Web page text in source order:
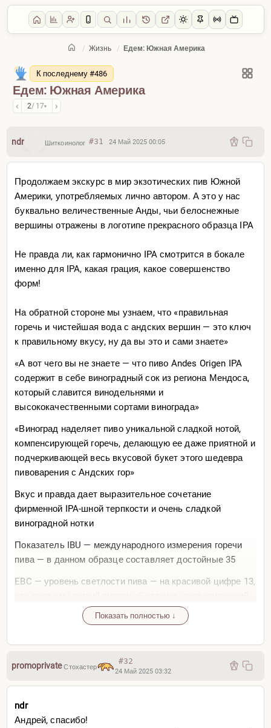
/ Жизнь / Едем: Южная Америка
Главная / Жизнь
Едем: Южная Америка
‹ 2/ 17▾ ›
К последнему #486
ndr Шиткоинолог #31 24 Май 2025 00:05
Продолжаем экскурс в мир экзотических пив Южной
Америки, употребляемых лично автором. А это у нас
буквально величественные Анды, чьи белоснежные
вершины отражены в логотипе прекрасного образца IPA
Не правда ли, как гармонично IPA смотрится в бокале
именно для IPA, какая грация, какое совершенство
форм!
На обратной стороне мы узнаем, что «правильная
горечь и чистейшая вода с андских вершин — это ключ
к правильному вкусу, ну да вы это и сами знаете»
«А вот чего вы не знаете — что пиво Andes Origen IPA
содержит в себе виноградный сок из региона Мендоса,
который славится винодельнями и
высококачественными сортами винограда»
«Виноград наделяет пиво уникальной сладкой нотой,
компенсирующей горечь, делающую ее даже приятной и
подчеркивающей весь вкусовой букет этого шедевра
пивоварения с Андских гор»
Вкус и правда дает выразительное сочетание
фирменной IPA-шной терпкости и очень сладкой
виноградной нотки
Показатель IBU — международного измерения горечи
пива — в данном образце составляет достойные 35
EBC — уровень светлости пива — на красивой цифре 13,
все фото с этим андским артефактом в подлинные
Личный рейтинг — твердые 8/10. Прекрасный образец
IPA-шечного пивостроения
Бингуру перепрофилируется в пивной портал и
VIP канала в телеграме, ура!
Показать полностью ↓
promoprivateСтохастер
#32
24 Май 2025 03:32
ndr
Андрей, спасибо!